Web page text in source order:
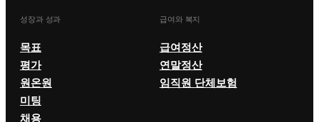
성장과 성과
목표
평가
원온원
미팅
채용
급여와 복지
급여정산
연말정산
임직원 단체보험